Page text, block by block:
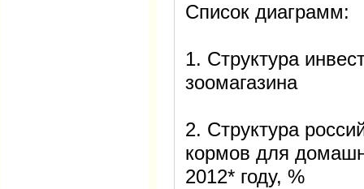
Список диаграмм:
1. Структура
зоомагазина
2. Структура
кормов для
2012* году, %